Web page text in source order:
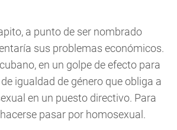
a punto de ser nombrado
sus problemas económicos.
en un golpe de efecto para
igualdad de género que obliga a
en un puesto directivo. Para
pasar por homosexual.